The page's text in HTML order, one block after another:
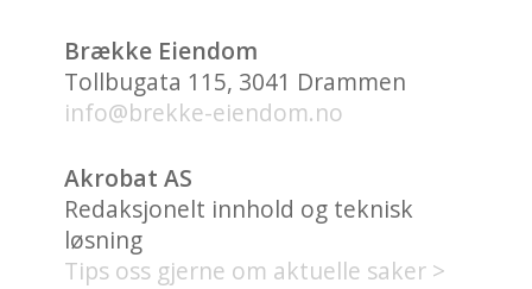
Brække Eiendom
Tollbugata 115, 3041 Drammen
info@brekke-eiendom.no
Akrobat AS
Redaksjonelt innhold og teknisk
løsning
Tips oss gjerne om aktuelle saker >